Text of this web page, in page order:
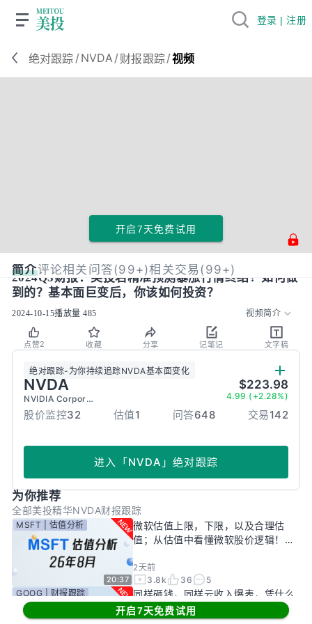
绝对跟踪 /NVDA/财报跟踪/视频
开启7天免费试用
简介评论相关问答(99+)相关交易(99+)
2024Q3财报：美投君精准预测暴涨行情终结！如何做
到的？基本面巨变后，你该如何投资？
2024-10-15播放量 485 视频简介
点赞2 收藏 分享 记笔记 文字稿
绝对跟踪- 为你持续追踪NVDA基本面变化
NVDA
NVIDIA Corporation
$223.98
4.99 (+2.28%)
股价监控32 估值1 问答648 交易142
进入 「NVDA 」 绝对跟踪
为你推荐
全部美投精华NVDA财报跟踪
20:37
MSFT | 估值分析
微软估值上限，下限，以及合理估
值；从估值中看懂微软股价逻辑！
2天前
3.8k
36
5
GOOG | 财报跟踪
同样砸钱，同样云收入爆表，凭什么
只有谷歌被市场惩罚？一期视频，告
诉你谷歌真正的投资回报率有多高！
开启7天免费试用
登录 | 注册